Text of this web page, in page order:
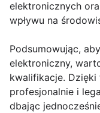
elektronicznych
wpływu na
Podsumowując,
elektroniczny,
kwalifikacje.
profesjonalnie i
dbając